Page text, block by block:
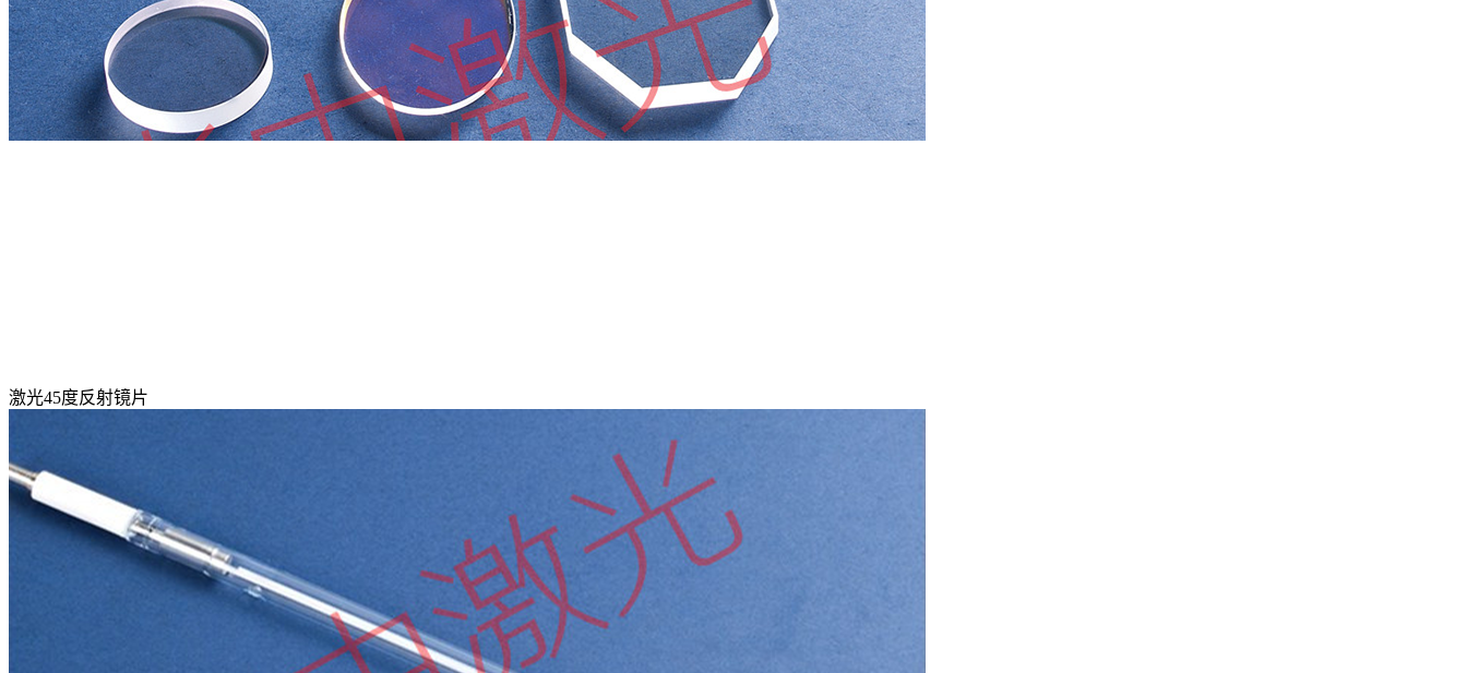
激光45度反射镜片